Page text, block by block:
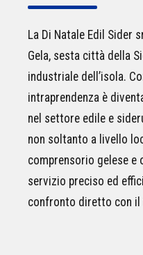
La Di Natale Edil Sider
Gela, sesta città della
industriale dell’isola.
intraprendenza è
nel settore edile e
non soltanto a livello
comprensorio gelese e
servizio preciso ed
confronto diretto con